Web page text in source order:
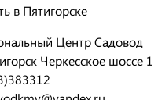
в Пятигорске
Центр Садовод
Черкесское шоссе 1